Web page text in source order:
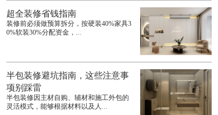
超全装修省钱指南
装修前必须做预算拆分，按硬装40%家具3
0%软装30%分配资金，...
半包装修避坑指南，这些注意事
项别踩雷
半包装修因主材自购、辅材和施工外包的
灵活模式，能够根据材料以及人...